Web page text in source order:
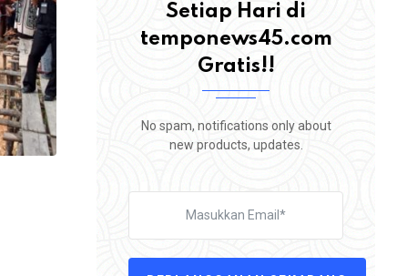
Setiap Hari di
temponews45.com
Gratis!!
No spam, notifications only about
new products, updates.